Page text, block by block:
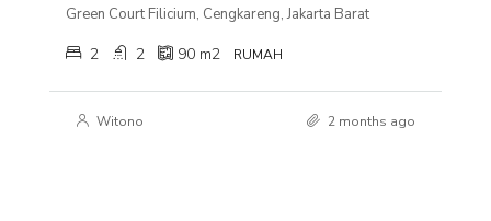
Green Court Filicium, Cengkareng, Jakarta Barat
2 2 90 m2 RUMAH
Witono 2 months ago